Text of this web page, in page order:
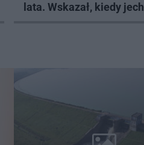
lata. Wskazał, kiedy